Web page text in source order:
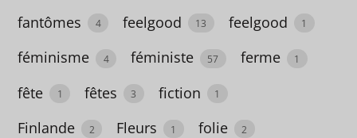
cinéma
1
adolescence
fantômes 4 feelgood 13 feelgood 1
féminisme 4 féministe 57 ferme 1
fête 1 fêtes 3 fiction 1
Finlande 2 Fleurs 1 folie 2